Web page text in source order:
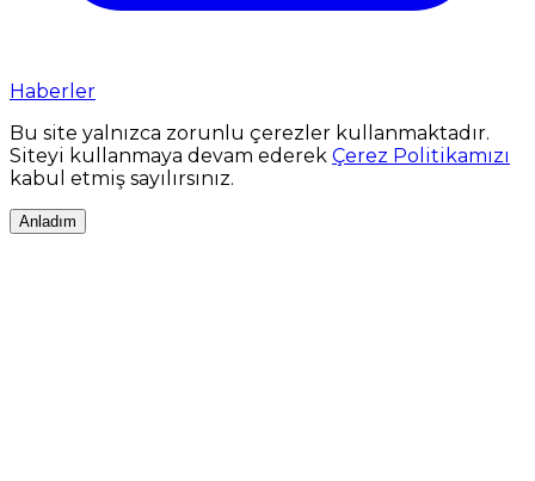
Haberler
Bu site yalnızca zorunlu çerezler kullanmaktadır.
Siteyi kullanmaya devam ederek Çerez Politikamızı
kabul etmiş sayılırsınız.
Anladım